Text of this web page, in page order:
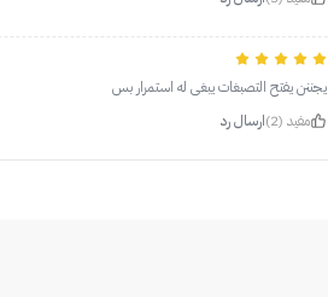
يجننن يفتح التصبغات يبغى له استمرار بس
مفيد (2)
ارسال رد